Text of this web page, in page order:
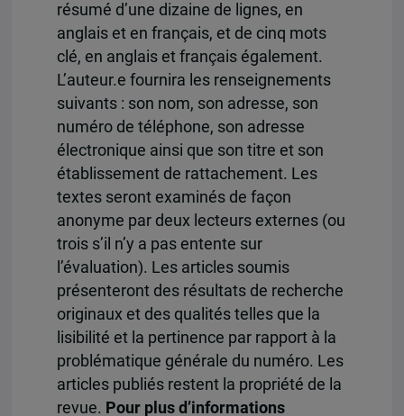
résumé d’une dizaine de lignes, en
anglais et en français, et de cinq mots
clé, en anglais et français également.
L’auteur.e fournira les renseignements
suivants : son nom, son adresse, son
numéro de téléphone, son adresse
électronique ainsi que son titre et son
établissement de rattachement. Les
textes seront examinés de façon
anonyme par deux lecteurs externes (ou
trois s’il n’y a pas entente sur
l’évaluation). Les articles soumis
présenteront des résultats de recherche
originaux et des qualités telles que la
lisibilité et la pertinence par rapport à la
problématique générale du numéro. Les
articles publiés restent la propriété de la
revue. Pour plus d’informations